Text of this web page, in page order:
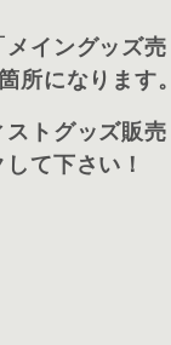
イングッズ
所になります
トグッズ販
て下さい！